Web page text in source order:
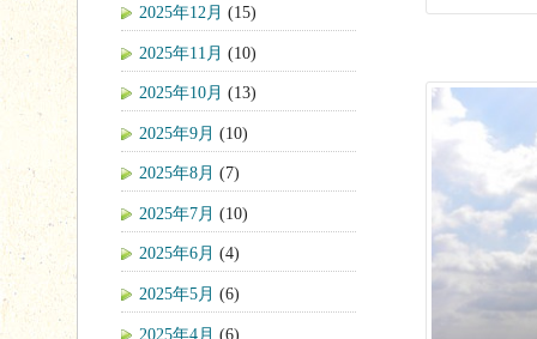
2025年12月 (15)
2025年11月 (10)
2025年10月 (13)
2025年9月 (10)
2025年8月 (7)
2025年7月 (10)
2025年6月 (4)
2025年5月 (6)
2025年4月 (6)